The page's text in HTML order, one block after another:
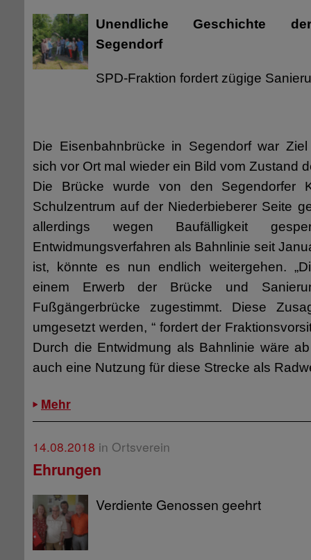
Unendliche Geschichte
Segendorf
SPD-Fraktion fordert zügige
Die Eisenbahnbrücke in Segendorf war
sich vor Ort mal wieder ein Bild vom Zustand
Die Brücke wurde von den Segendorfer
Schulzentrum auf der Niederbieberer Seite
allerdings wegen Baufälligkeit
Entwidmungsverfahren als Bahnlinie seit
ist, könnte es nun endlich weitergehen.
einem Erwerb der Brücke und
Fußgängerbrücke zugestimmt. Diese
umgesetzt werden, “ fordert der
Durch die Entwidmung als Bahnlinie wäre
auch eine Nutzung für diese Strecke als
Mehr
14.08.2018 in Ortsverein
Ehrungen
Verdiente Genossen geehrt